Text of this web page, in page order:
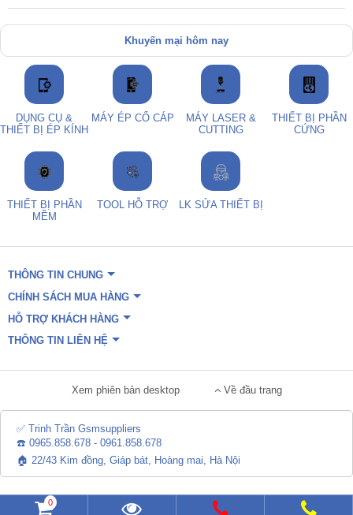
Khuyến mại hôm nay
DỤNG CỤ &
THIẾT BỊ ÉP KÍNH
MÁY ÉP CỔ CÁP
MÁY LASER &
CUTTING
THIẾT BỊ PHẦN
CỨNG
THIẾT BỊ PHẦN
MỀM
TOOL HỖ TRỢ LK SỬA THIẾT BỊ
THÔNG TIN CHUNG
CHÍNH SÁCH MUA HÀNG
HỖ TRỢ KHÁCH HÀNG
THÔNG TIN LIÊN HỆ
Xem phiên bản desktop Về đầu trang
0
✅ Trinh Trần Gsmsuppliers
☎️ 0965.858.678 - 0961.858.678
🏠 22/43 Kim đồng, Giáp bát, Hoàng mai, Hà Nội